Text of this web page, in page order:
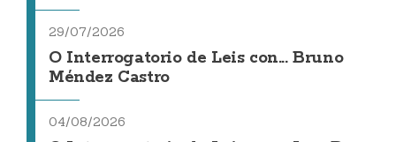
29/07/2026
O Interrogatorio de Leis con... Bruno
Méndez Castro
04/08/2026